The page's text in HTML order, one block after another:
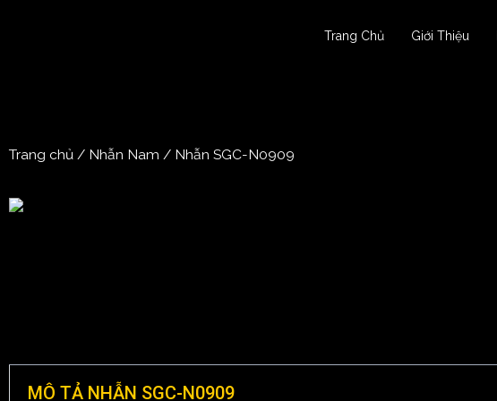
Trang Chủ Giới Thiệu
Trang chủ / Nhẫn Nam / Nhẫn SGC-N0909
MÔ TẢ NHẪN SGC-N0909